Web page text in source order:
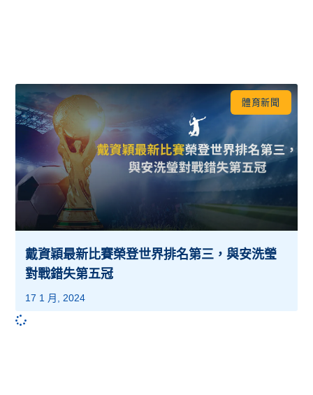
體育新聞
戴資穎最新比賽榮登世界排名第三，與安洗瑩
對戰錯失第五冠
17 1 月, 2024